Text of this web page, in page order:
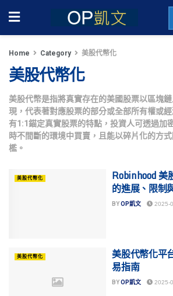
Home Category 美股代幣化
美股代幣化
美股代幣是指將真實存在的美國股票以區塊
現，代表著對應股票的部分或全部所有權或
有1:1錨定真實股票的特點，投資人可透過加
時不間斷的環境中買賣，且能以碎片化的方
檻。
美股代幣化
Robinhood 美
的進展、限制
BYOP凱文 2025-
美股代幣化
美股代幣化平
易指南
BYOP凱文 2025-